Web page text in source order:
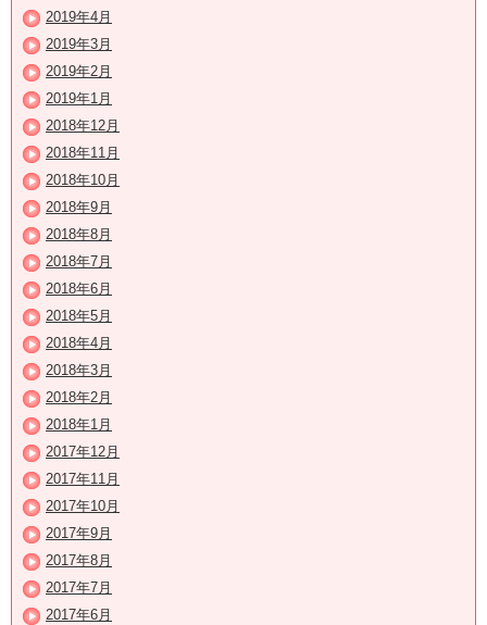
2019年4月
2019年3月
2019年2月
2019年1月
2018年12月
2018年11月
2018年10月
2018年9月
2018年8月
2018年7月
2018年6月
2018年5月
2018年4月
2018年3月
2018年2月
2018年1月
2017年12月
2017年11月
2017年10月
2017年9月
2017年8月
2017年7月
2017年6月